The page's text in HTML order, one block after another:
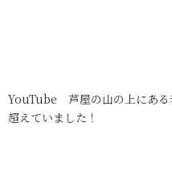
YouTube 芦屋の山の上にある
超えていました！